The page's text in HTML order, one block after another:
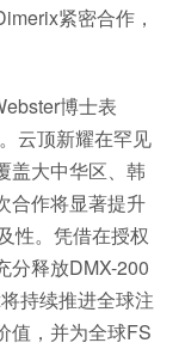
紧密合作，
博士表
云顶新耀在罕见
盖大中华区、韩
合作将显著提升
性。凭借在授权
分释放DMX-200
持续推进全球注
值，并为全球FS